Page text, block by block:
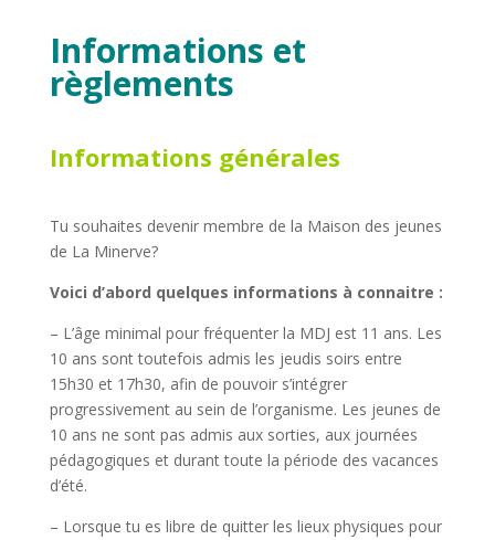
Informations et
règlements
Informations générales
Tu souhaites devenir membre de la Maison des jeunes
de La Minerve?
Voici d’abord quelques informations à connaitre :
– L’âge minimal pour fréquenter la MDJ est 11 ans. Les
10 ans sont toutefois admis les jeudis soirs entre
15h30 et 17h30, afin de pouvoir s’intégrer
progressivement au sein de l’organisme. Les jeunes de
10 ans ne sont pas admis aux sorties, aux journées
pédagogiques et durant toute la période des vacances
d’été.
– Lorsque tu es libre de quitter les lieux physiques pour